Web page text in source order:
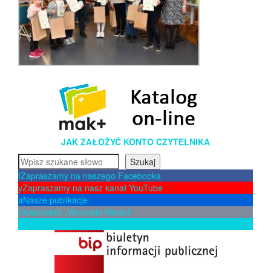
JAK ZAŁOŻYĆ KONTO CZYTELNIKA
Szukaj
Szukaj
fZapraszamy na naszego Facebooka
yZapraszamy na nasz kanał YouTube
aNasze publikacje
bKwartalnik „Wyryckie Wieści”